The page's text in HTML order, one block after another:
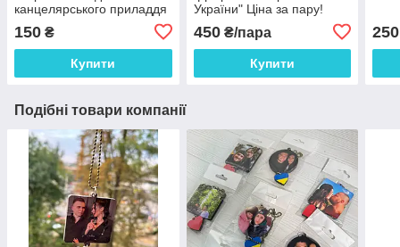
канцелярського приладдя
150 ₴
Купити
України" Ціна за пару!
450₴/пара
Купити
250
Подібні товари компанії